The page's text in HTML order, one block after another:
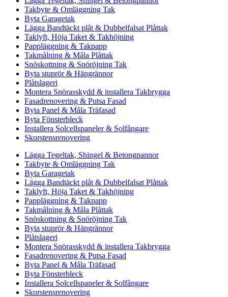
Takbyte & Omläggning Tak
Byta Garagetak
Lägga Bandtäckt plåt & Dubbelfalsat Plåttak
Taklyft, Höja Taket & Takhöjning
Pappläggning & Takpapp
Takmålning & Måla Plåttak
Snöskottning & Snöröjning Tak
Byta stuprör & Hängrännor
Plåtslageri
Montera Snörasskydd & installera Takbrygga
Fasadrenovering & Putsa Fasad
Byta Panel & Måla Träfasad
Byta Fönsterbleck
Installera Solcellspaneler & Solfångare
Skorstensrenovering
Lägga Tegeltak, Shingel & Betongpannor
Takbyte & Omläggning Tak
Byta Garagetak
Lägga Bandtäckt plåt & Dubbelfalsat Plåttak
Taklyft, Höja Taket & Takhöjning
Pappläggning & Takpapp
Takmålning & Måla Plåttak
Snöskottning & Snöröjning Tak
Byta stuprör & Hängrännor
Plåtslageri
Montera Snörasskydd & installera Takbrygga
Fasadrenovering & Putsa Fasad
Byta Panel & Måla Träfasad
Byta Fönsterbleck
Installera Solcellspaneler & Solfångare
Skorstensrenovering